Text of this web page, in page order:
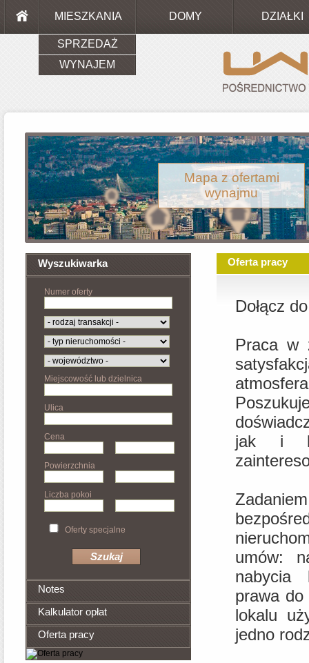
SPRZEDAŻ
WYNAJEM
MIESZKANIA DOMY DZIAŁKI
Mapa z ofertami
wynajmu
Wyszukiwarka
Numer oferty
Miejscowość lub dzielnica
Ulica
Cena
Powierzchnia
Liczba pokoi
Oferty specjalne
Notes
Kalkulator opłat
Oferta pracy
Oferta pracy
Dołącz
Praca w
jak i
umów:
nabycia
prawa do
lokalu
jedno